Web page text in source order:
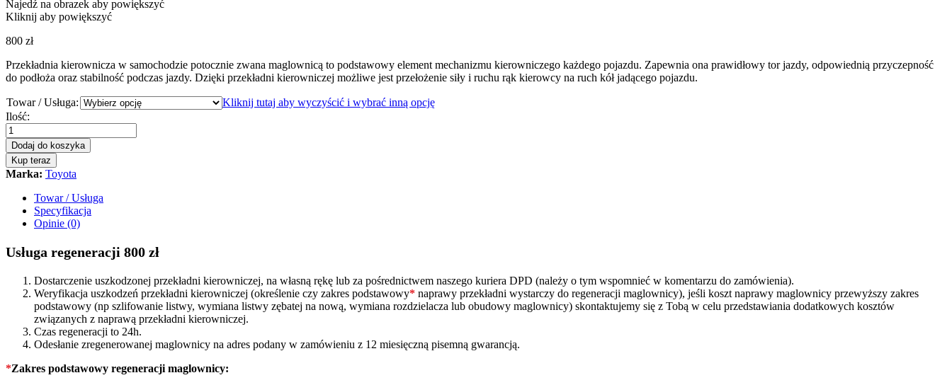
Najedź na obrazek aby powiększyć
Kliknij aby powiększyć
800 zł
Przekładnia kierownicza w samochodzie potocznie zwana maglownicą to podstawowy element mechanizmu kierowniczego każdego pojazdu. Zapewnia ona prawidłowy tor jazdy, odpowiednią przyczepność
do podłoża oraz stabilność podczas jazdy. Dzięki przekładni kierowniczej możliwe jest przełożenie siły i ruchu rąk kierowcy na ruch kół jadącego pojazdu.
Towar / Usługa:
Kliknij tutaj aby wyczyścić i wybrać inną opcję
Przekładnia
kierownicza
-
maglownica
Toyota
Landcruiser
Ilość:
Dodaj do koszyka
Kup teraz
Marka: Toyota
Towar / Usługa
Specyfikacja
Opinie (0)
Usługa regeneracji 800 zł
Dostarczenie uszkodzonej przekładni kierowniczej, na własną rękę lub za pośrednictwem naszego kuriera DPD (należy o tym wspomnieć w komentarzu do zamówienia).
Weryfikacja uszkodzeń przekładni kierowniczej (określenie czy zakres podstawowy* naprawy przekładni wystarczy do regeneracji maglownicy), jeśli koszt naprawy maglownicy przewyższy zakres
podstawowy (np szlifowanie listwy, wymiana listwy zębatej na nową, wymiana rozdzielacza lub obudowy maglownicy) skontaktujemy się z Tobą w celu przedstawiania dodatkowych kosztów
związanych z naprawą przekładni kierowniczej.
Czas regeneracji to 24h.
Odesłanie zregenerowanej maglownicy na adres podany w zamówieniu z 12 miesięczną pisemną gwarancją.
*Zakres podstawowy regeneracji maglownicy: